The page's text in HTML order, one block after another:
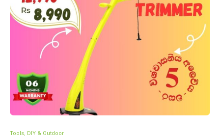
Tools, DIY & Outdoor